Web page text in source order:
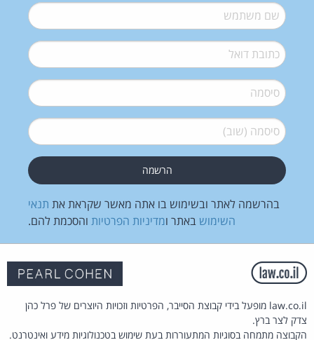
שם משתמש*
דואל*
סיסמה*
סיסמה (שוב)*
בהרשמה לאתר ובשימוש בו אתה מאשר שקראת את תנאי
השימוש באתר ומדיניות הפרטיות והסכמת להם.
law.co.il מופעל בידי קבוצת הסייבר, הפרטיות וזכויות היוצרים של פרל כהן
צדק לצר ברץ.
הקבוצה מתמחה בסוגיות המתעוררות בעת שימוש בטכנולוגיות מידע ואינטרנט.